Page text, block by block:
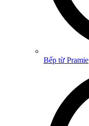
Bếp từ Pramie